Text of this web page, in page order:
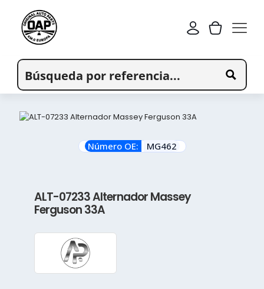
Número OE: MG462
ALT-07233 Alternador Massey
Ferguson 33A